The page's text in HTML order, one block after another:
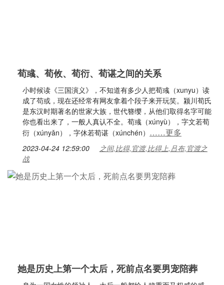
荀彧、荀攸、荀衍、荀谌之间的关系
小时候读《三国演义》，不知道有多少人把荀彧（xunyu）读
成了苟或，现在还经常有网友拿着个段子来开玩笑。颍川荀氏
是东汉时期著名的世家大族，世代簪缨，从他们取得名字可能
你也看出来了，一般人真认不全。荀彧（xúnyù），字文若荀
衍（xúnyǎn），字休若荀谌（xúnchén） ……更多
2023-04-24 12:59:00
之间,比得,官渡,比得上,吕布,官渡之
战
她是历史上第一个太后，死前点名要男宠陪葬